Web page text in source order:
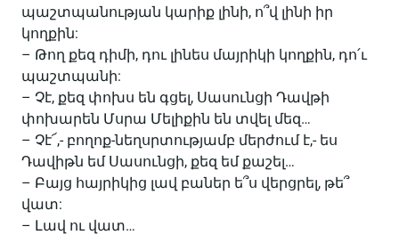
պաշտպանության կարիք լինի, ո՞վ լինի իր
կողքին:
– Թող քեզ դիմի, դու լինես մայրիկի կողքին, դո՛ւ
պաշտպանի:
– Չէ, քեզ փոխս են գցել, Սասունցի Դավթի
փոխարեն Մսրա Մելիքին են տվել մեզ…
– Չէ՜,- բողոք-նեղսրտությամբ մերժում է,- ես
Դավիթն եմ Սասունցի, քեզ եմ քաշել…
– Բայց հայրիկից լավ բաներ ե՞ս վերցրել, թե՞
վատ:
– Լավ ու վատ…